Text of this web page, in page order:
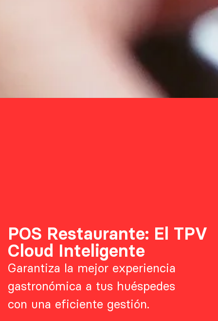
POS Restaurante: El TPV
Cloud Inteligente
Garantiza la mejor experiencia
gastronómica a tus huéspedes
con una eficiente gestión.